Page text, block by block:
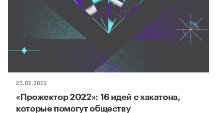
23.02.2022
«Прожектор 2022»: 16 идей с хакатона,
которые помогут обществу